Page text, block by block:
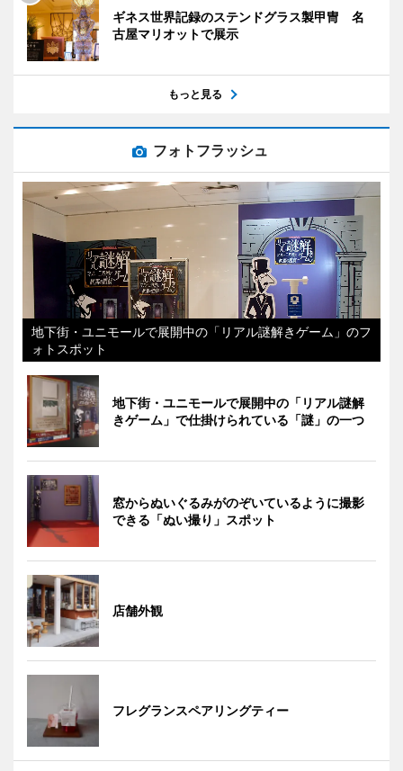
ギネス世界記録のステンドグラス製甲冑 名
古屋マリオットで展示
もっと見る
フォトフラッシュ
地下街・ユニモールで展開中の「リアル謎解きゲーム」のフ
ォトスポット
地下街・ユニモールで展開中の「リアル謎解
きゲーム」で仕掛けられている「謎」の一つ
窓からぬいぐるみがのぞいているように撮影
できる「ぬい撮り」スポット
店舗外観
フレグランスペアリングティー